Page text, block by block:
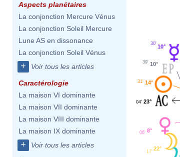
Aspects planétaires
La conjonction Mercure Vénus
La conjonction Soleil Mercure
Lune AS en dissonance
La conjonction Soleil Vénus
+ Voir tous les articles
Caractérologie
La maison VI dominante
La maison VII dominante
La maison VIII dominante
La maison IX dominante
+ Voir tous les articles
10°
30'
10°
39'
14°
31'
23°
04'
8°
06'
22°
17'